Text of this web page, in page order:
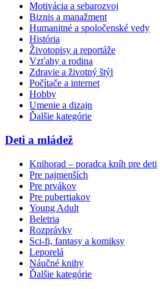
Motivácia a sebarozvoj
Biznis a manažment
Humanitné a spoločenské vedy
História
Životopisy a reportáže
Vzťahy a rodina
Zdravie a životný štýl
Počítače a internet
Hobby
Umenie a dizajn
Ďalšie kategórie
Deti a mládež
Knihorad – poradca kníh pre deti
Pre najmenších
Pre prvákov
Pre pubertiakov
Young Adult
Beletria
Rozprávky
Sci-fi, fantasy a komiksy
Leporelá
Náučné knihy
Ďalšie kategórie